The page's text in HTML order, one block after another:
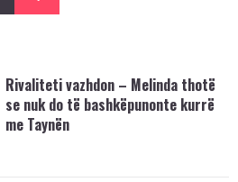
Rivaliteti vazhdon – Melinda thotë
se nuk do të bashkëpunonte kurrë
me Taynën